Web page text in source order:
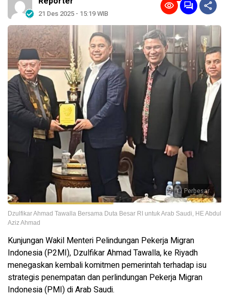
21 Des 2025 - 15:19 WIB
Perbesar
Dzulfikar Ahmad Tawalla Bersama Duta Besar RI untuk Arab Saudi, HE Abdul
Aziz Ahmad
Kunjungan Wakil Menteri Pelindungan Pekerja Migran
Indonesia (P2MI), Dzulfikar Ahmad Tawalla, ke Riyadh
menegaskan kembali komitmen pemerintah terhadap isu
strategis penempatan dan perlindungan Pekerja Migran
Indonesia (PMI) di Arab Saudi.